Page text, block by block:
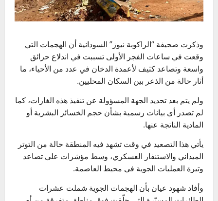
وذكرت صحيفة “الراكوبة نيوز” السودانية أن الهجمات التي
وقعت في ساعات الفجر الأولى تسببت في اندلاع حرائق
واسعة وتصاعد كثيف لأعمدة الدخان في عدد من الأحياء، ما
أثار حالة من الذعر بين السكان المحليين.
ولم يتم بعد تحديد الجهة المسؤولة عن تنفيذ هذه الغارات، كما
لم تصدر أي بيانات رسمية بشأن حجم الخسائر البشرية أو
المادية الناتجة عنها.
يأتي هذا التصعيد في وقت تشهد فيه المنطقة حالة من التوتر
الميداني والاستنفار العسكري، وسط مؤشرات على تصاعد
وتيرة العمليات الجوية في محيط العاصمة.
وأفاد شهود عيان بأن الهجمات الجوية شملت عشرات